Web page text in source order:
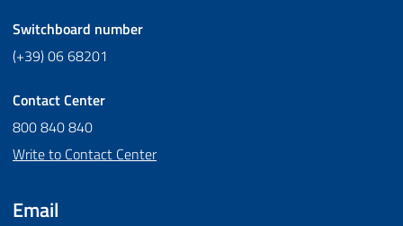
Switchboard number
(+39) 06 68201
Contact Center
800 840 840
Write to Contact Center
Email